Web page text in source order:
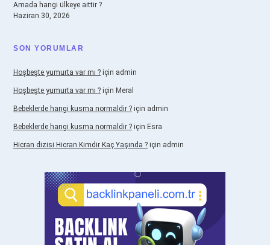
Amada hangi ülkeye aittir ?
Haziran 30, 2026
SON YORUMLAR
Hoşbeşte yumurta var mı ? için admin
Hoşbeşte yumurta var mı ? için Meral
Bebeklerde hangi kusma normaldir ? için admin
Bebeklerde hangi kusma normaldir ? için Esra
Hicran dizisi Hicran Kimdir Kaç Yaşında ? için admin